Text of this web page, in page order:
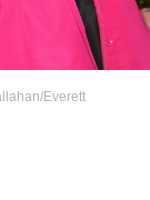
Everett